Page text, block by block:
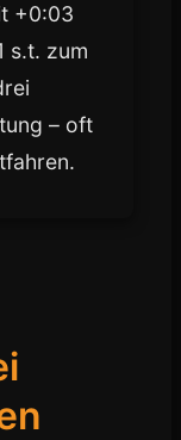
+0:03
s.t. zum
– oft